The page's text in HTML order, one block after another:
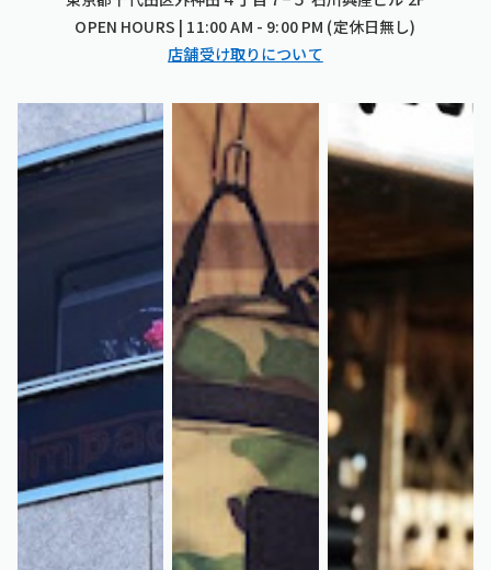
OPEN HOURS | 11:00 AM - 9:00 PM (定休日無し)
店舗受け取りについて